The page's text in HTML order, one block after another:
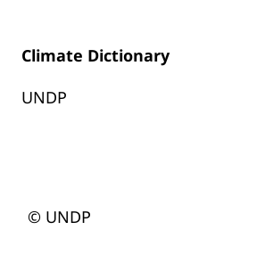
Climate Dictionary
UNDP
© UNDP